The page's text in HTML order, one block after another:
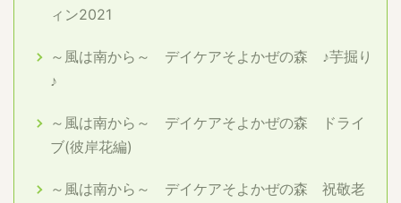
ィン2021
～風は南から～ デイケアそよかぜの森 ♪芋掘り
♪
～風は南から～ デイケアそよかぜの森 ドライ
ブ(彼岸花編)
～風は南から～ デイケアそよかぜの森 祝敬老